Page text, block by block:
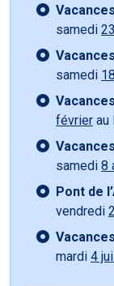
samedi
samedi
février au
samedi 8
Pont de
vendredi
mardi 4